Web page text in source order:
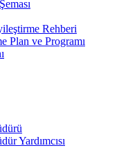
Rehberi
Plan ve Programı
Yardımcısı